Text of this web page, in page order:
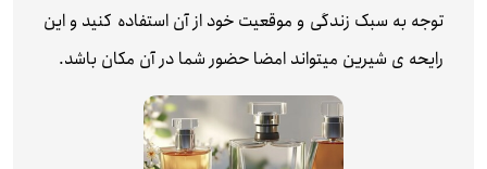
توجه به سبک زندگی و موقعیت خود از آن استفاده کنید و این
رایحه ی شیرین میتواند امضا حضور شما در آن مکان باشد.